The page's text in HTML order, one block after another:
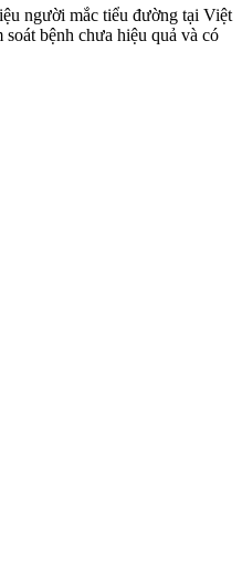
người mắc tiểu đường tại Việt
bệnh chưa hiệu quả và có